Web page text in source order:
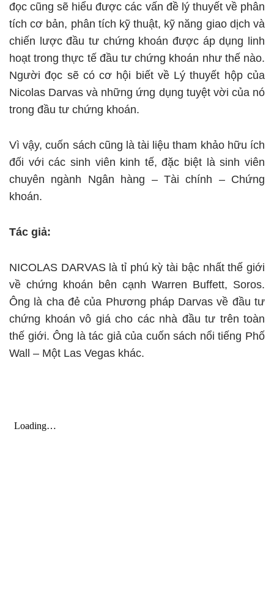
đọc cũng sẽ hiểu được các vấn đề lý thuyết về phân
tích cơ bản, phân tích kỹ thuật, kỹ năng giao dịch và
chiến lược đầu tư chứng khoán được áp dụng linh
hoạt trong thực tế đầu tư chứng khoán như thế nào.
Người đọc sẽ có cơ hội biết về Lý thuyết hộp của
Nicolas Darvas và những ứng dụng tuyệt vời của nó
trong đầu tư chứng khoán.
Vì vậy, cuốn sách cũng là tài liệu tham khảo hữu ích
đối với các sinh viên kinh tế, đặc biệt là sinh viên
chuyên ngành Ngân hàng – Tài chính – Chứng
khoán.
Tác giả:
NICOLAS DARVAS là tỉ phú kỳ tài bậc nhất thế giới
về chứng khoán bên cạnh Warren Buffett, Soros.
Ông là cha đẻ của Phương pháp Darvas về đầu tư
chứng khoán vô giá cho các nhà đầu tư trên toàn
thế giới. Ông là tác giả của cuốn sách nổi tiếng Phố
Wall – Một Las Vegas khác.